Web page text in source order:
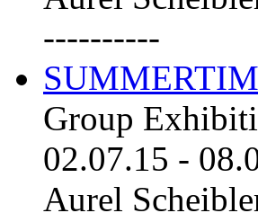
----------
Group
02.07.15 -
Aurel